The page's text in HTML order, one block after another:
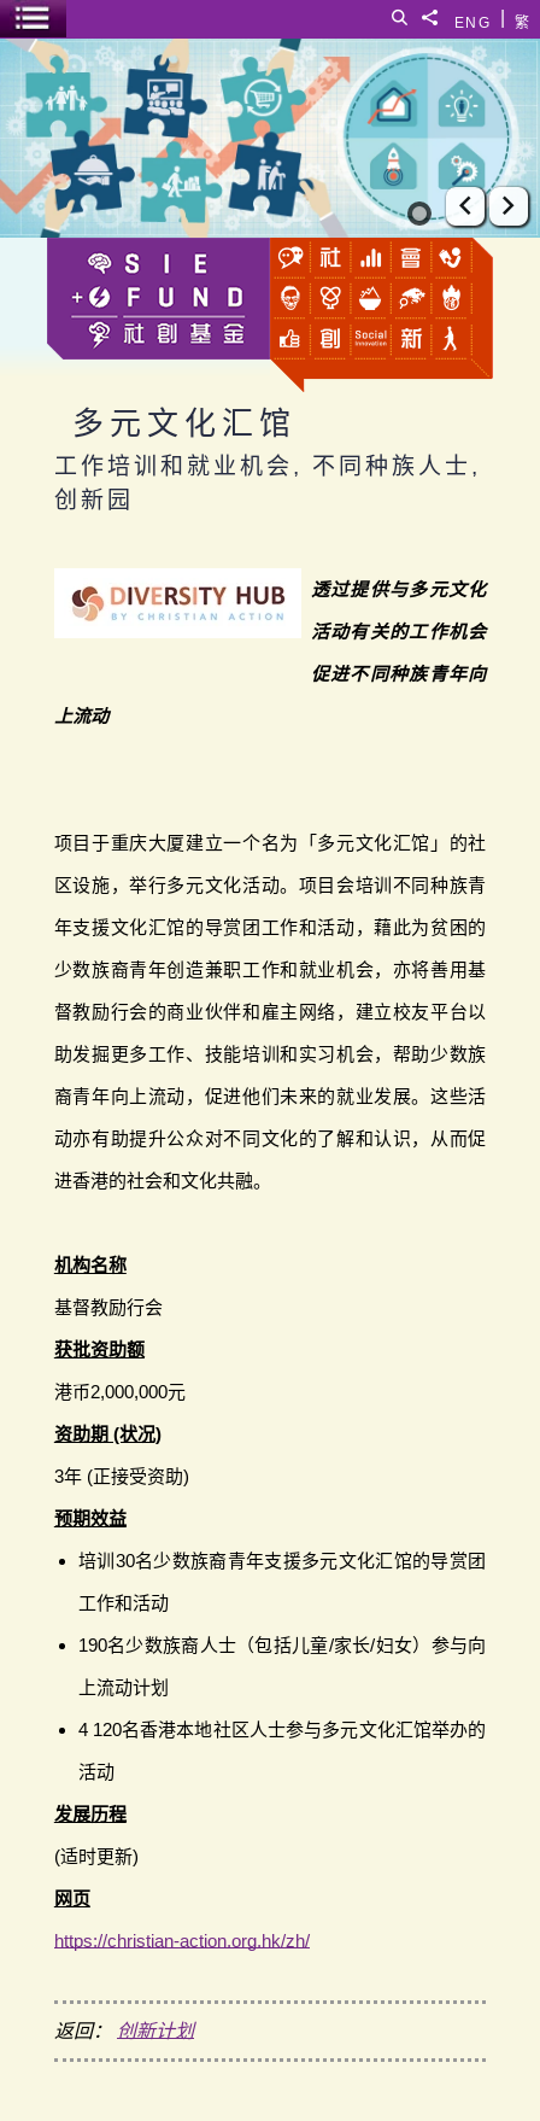
繁
ENG
分享給
搜寻
菜单开关
多元文化汇馆
上一张
下
多元文化汇馆
工作培训和就业机会, 不同种族人士,
创新园
透过提供与多元文化
活动有关的工作机会
促进不同种族青年向
上流动
项目于重庆大厦建立一个名为「多元文化汇馆」的社
区设施，举行多元文化活动。项目会培训不同种族青
年支援文化汇馆的导赏团工作和活动，藉此为贫困的
少数族裔青年创造兼职工作和就业机会，亦将善用基
督教励行会的商业伙伴和雇主网络，建立校友平台以
助发掘更多工作、技能培训和实习机会，帮助少数族
裔青年向上流动，促进他们未来的就业发展。这些活
动亦有助提升公众对不同文化的了解和认识，从而促
进香港的社会和文化共融。
机构名称
基督教励行会
获批资助额
港币2,000,000元
资助期 (状况)
3年 (正接受资助)
预期效益
培训30名少数族裔青年支援多元文化汇馆的导赏团
工作和活动
190名少数族裔人士（包括儿童/家长/妇女）参与向
上流动计划
4 120名香港本地社区人士参与多元文化汇馆举办的
活动
发展历程
(适时更新)
网页
https://christian-action.org.hk/zh/
返回： 创新计划